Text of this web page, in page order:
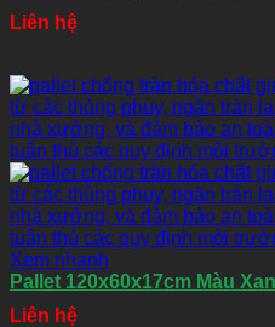
Liên hệ
Xem nhanh
Pallet 120x60x17cm Màu
Liên hệ